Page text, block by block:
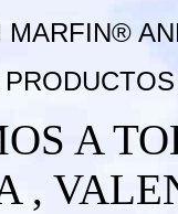
MARFIN®
A
,